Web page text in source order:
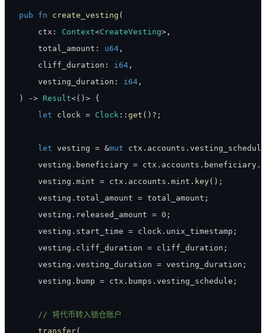
pub fn create_vesting (
    ctx
: Context<CreateVesting> ,
    total_amount
: u64 ,
    cliff_duration
: i64 ,
    vesting_duration
: i64 ,
)
-> Result<( ) > {
let clock = Clock :: get ( ) ? ;
let vesting = &mut ctx . accounts . vesting_schedule
    vesting
. beneficiary = ctx . accounts . beneficiary .
    vesting
. mint = ctx . accounts . mint . key( ) ;
    vesting
. total_amount = total_amount ;
    vesting
. released_amount = 0 ;
    vesting
. start_time = clock . unix_timestamp ;
    vesting
. cliff_duration = cliff_duration ;
    vesting
. vesting_duration = vesting_duration ;
    vesting
. bump = ctx . bumps . vesting_schedule ;
// 将代币转入锁仓账户
transfer(